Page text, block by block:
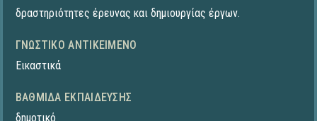
δραστηριότητες έρευνας και δημιουργίας έργων.
ΓΝΩΣΤΙΚΌ ΑΝΤΙΚΕΊΜΕΝΟ
Εικαστικά
ΒΑΘΜΊΔΑ ΕΚΠΑΊΔΕΥΣΗΣ
δημοτικό